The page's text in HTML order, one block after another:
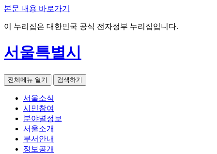
본문 내용 바로가기
이 누리집은 대한민국 공식 전자정부 누리집입니다.
서울특별시
전체메뉴 열기 검색하기
서울소식
시민참여
분야별정보
서울소개
부서안내
정보공개